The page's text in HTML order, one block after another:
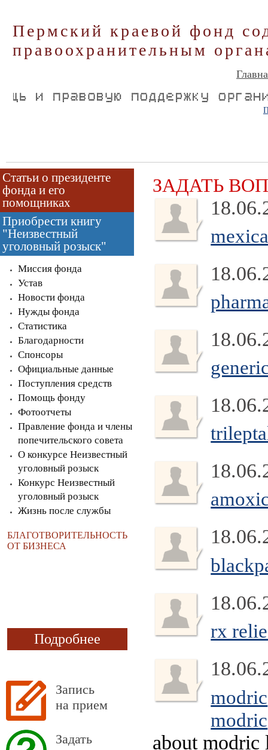
Пермский краевой фонд
правоохранительным
Статьи о президенте
фонда и его
помощниках
Приобрести книгу
"Неизвестный
уголовный розыск"
Миссия фонда
Устав
Новости фонда
Нужды фонда
Статистика
Благодарности
Спонсоры
Официальные данные
Поступления средств
Помощь фонду
Фотоотчеты
Правление фонда и члены
попечительского совета
О конкурсе Неизвестный
уголовный розыск
Конкурс Неизвестный
уголовный розыск
Жизнь после службы
БЛАГОТВОРИТЕЛЬНОСТЬ
ОТ БИЗНЕСА
Подробнее
Запись
на прием
Задать
ЗАДАТЬ
rx
modric
modric
about